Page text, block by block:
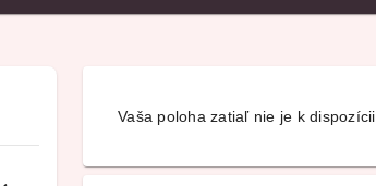
Vaša poloha zatiaľ nie je k dispozícii.